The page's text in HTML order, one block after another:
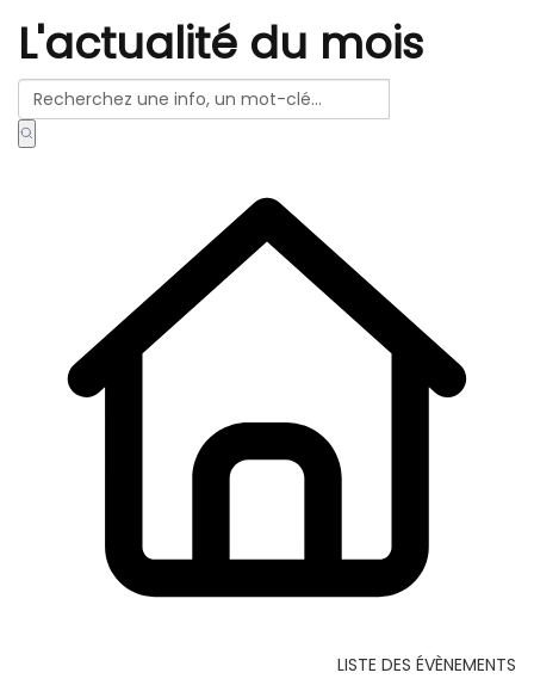
L'actualité du mois
LISTE DES ÉVÈNEMENTS